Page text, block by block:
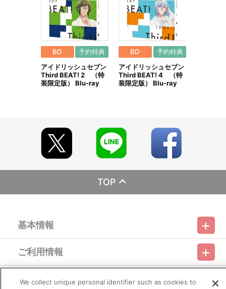
■購入特典について
★ナナイロストア限定 第1～4巻連動購入特典
特典内容：【特製化粧箱入り】種村有菜撮り下ろしインナージャケ
ット使用A3ビジュアルシート4枚セット
※第1～4巻連動購入特典は、2022年1月31日(月)までにご注文いた
だいたお客様には、必ず特典を付けさせていただきます。
※2022年2月1日(火)以降にご注文いただいても特典は付きませんの
で、ご注意ください。特典をご希望のお客様は、必ず特典付与期間
内に第1～4巻のご注文をお願いいたします。各巻のご注文日はすべ
て同日である必要はありません。必ず期間内にご注文をお願いいた
※第1～4巻連動購入特典は、第4巻に同梱してお届けいたします。
※その他のご注意事項は、商品詳細ページに記載しております。必
ずお読みいただいてから、お申込みいただきますようお願いいたし
※本商品のご注文はバンダイナムコアーツ公式ショップ『A-on
STORE』が承り、発送を行います。
※ご注文は、1注文につき5個までとなります。
※決済方法「カード決済」を選択時は、2022年1月1日（土）以降
に決済処理を実施いたします。
※決済方法「コンビニ決済」、「Pay-easy（ペイジー）」を選択
時には、2022年1月1日（土）頃にメールにてお支払方法をご案内
させていただきます。
あらかじめ「@bandainamcoarts.co.jp 」からのメール受信を
BD
予約特典
アイドリッシュセブン
Third BEAT! 2 （特
装限定版） Blu-ray
BD
予約特典
アイドリッシュセブン
Third BEAT! 4 （特
装限定版） Blu-ray
TOP
基本情報
利用規約 特定商取引法に基づく表示
プライバシーオプション 会社概要
ご利用情報
ご利用ガイド サイトマップ お問い合わせ 推奨環境
会員メニュー
We collect unique personal identifier such as cookies to